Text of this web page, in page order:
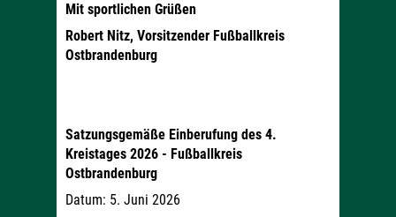
Mit sportlichen Grüßen
Robert Nitz, Vorsitzender Fußballkreis
Ostbrandenburg
Satzungsgemäße Einberufung des 4.
Kreistages 2026 - Fußballkreis
Ostbrandenburg
Datum: 5. Juni 2026